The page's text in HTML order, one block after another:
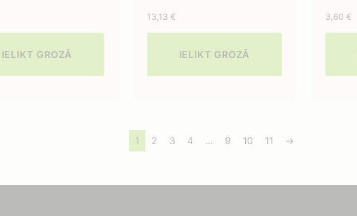
IELIKT GROZĀ
13,13 €
IELIKT GROZĀ
3,60 €
1 2 3 4 … 9 10 11 →